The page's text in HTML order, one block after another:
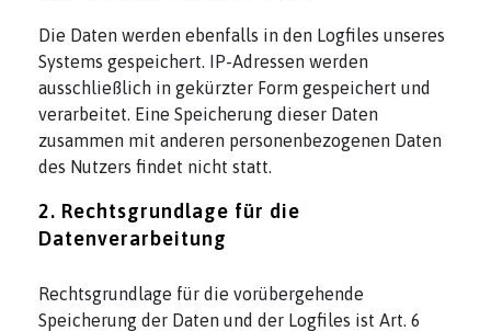
Die Daten werden ebenfalls in den Logfiles unseres
Systems gespeichert. IP-Adressen werden
ausschließlich in gekürzter Form gespeichert und
verarbeitet. Eine Speicherung dieser Daten
zusammen mit anderen personenbezogenen Daten
des Nutzers findet nicht statt.
2. Rechtsgrundlage für die
Datenverarbeitung
Rechtsgrundlage für die vorübergehende
Speicherung der Daten und der Logfiles ist Art. 6